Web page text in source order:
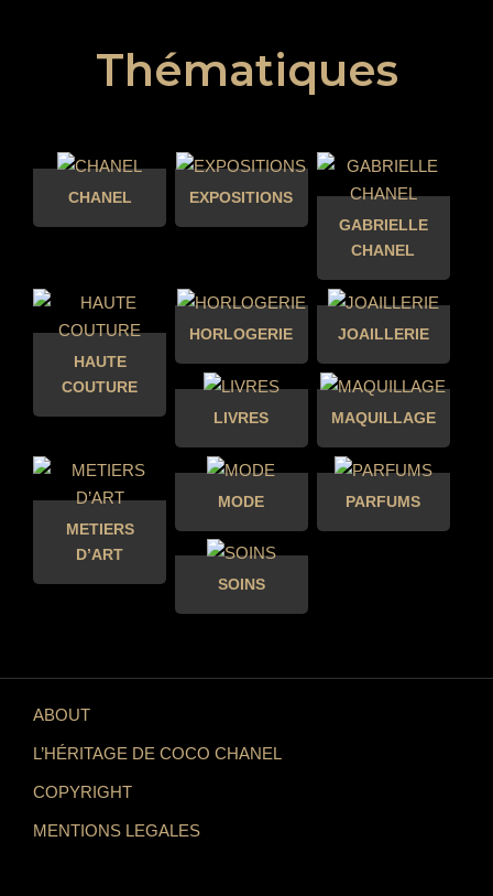
Thématiques
CHANEL
EXPOSITIONS
GABRIELLE
CHANEL
HAUTE
COUTURE
HORLOGERIE JOAILLERIE
LIVRES MAQUILLAGE
METIERS
D’ART
MODE PARFUMS
SOINS
ABOUT
L’HÉRITAGE DE COCO CHANEL
COPYRIGHT
MENTIONS LEGALES